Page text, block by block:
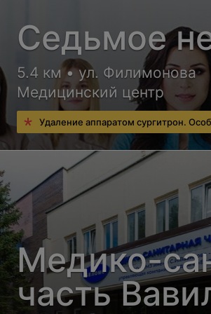
Седьмое
5.4 км • ул. Филимонова
Медицинский центр
Удаление аппаратом сургитрон.
Медико-
часть